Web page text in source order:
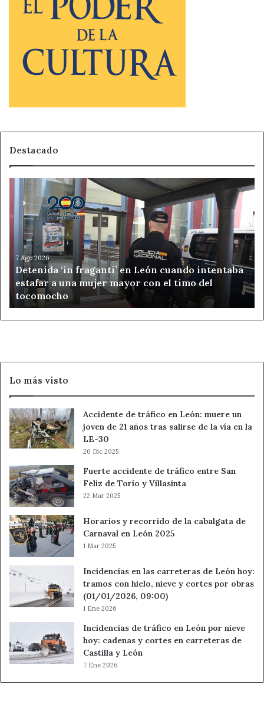
Destacado
Detenida
‘in
fraganti’
en
León
cuando
intentaba
estafar
una
mujer
mayor
tocomocho
7 Ago 2026
Detenida ‘in fraganti’ en León cuando intentaba
estafar a una mujer mayor con el timo del
tocomocho
Lo más visto
Accidente de tráfico en León: muere un
joven de 21 años tras salirse de la vía en la
LE-30
20 Dic 2025
Fuerte accidente de tráfico entre San
Feliz de Torío y Villasinta
22 Mar 2025
Horarios y recorrido de la cabalgata de
Carnaval en León 2025
1 Mar 2025
Incidencias en las carreteras de León hoy:
tramos con hielo, nieve y cortes por obras
(01/01/2026, 09:00)
1 Ene 2026
Incidencias de tráfico en León por nieve
hoy: cadenas y cortes en carreteras de
Castilla y León
7 Ene 2026